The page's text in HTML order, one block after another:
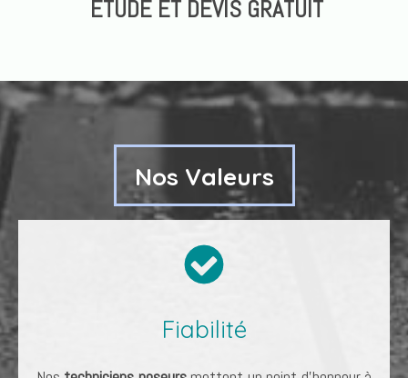
ETUDE ET DEVIS GRATUIT
Nos Valeurs
Fiabilité